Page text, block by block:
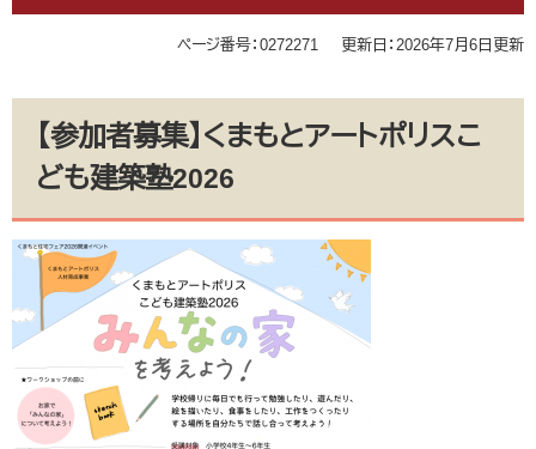
ページ番号：0272271 更新日：2026年7月6日更新
【参加者募集】くまもとアートポリスこ
ども建築塾2026